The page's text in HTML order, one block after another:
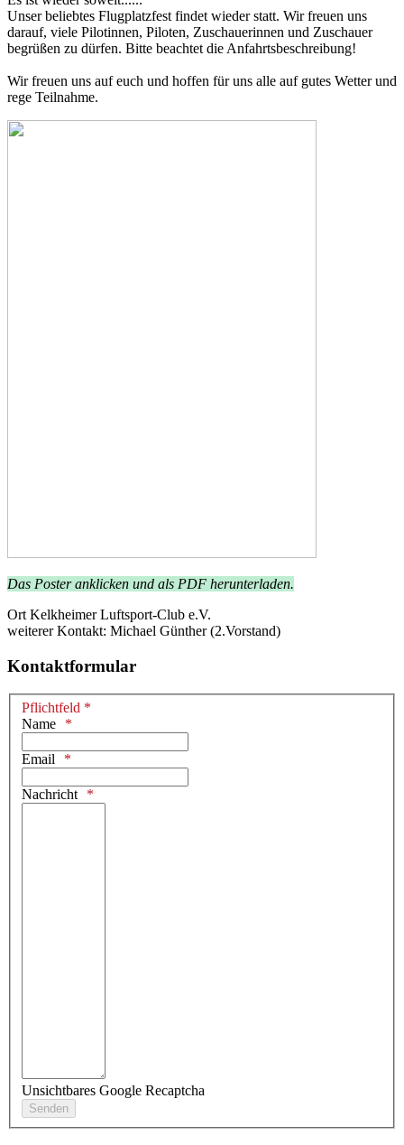
Unser beliebtes Flugplatzfest findet wieder statt. Wir freuen uns
darauf, viele Pilotinnen, Piloten, Zuschauerinnen und Zuschauer
begrüßen zu dürfen. Bitte beachtet die Anfahrtsbeschreibung!
Wir freuen uns auf euch und hoffen für uns alle auf gutes Wetter und
rege Teilnahme.
Das Poster anklicken und als PDF herunterladen.
Ort Kelkheimer Luftsport-Club e.V.
weiterer Kontakt: Michael Günther (2.Vorstand)
Kontaktformular
Pflichtfeld *
Name
Email
Nachricht
Unsichtbares Google Recaptcha